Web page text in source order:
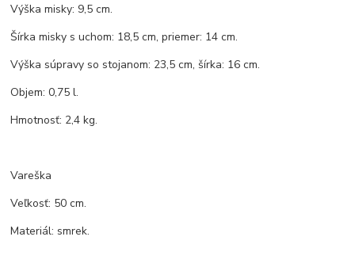
Výška misky: 9,5 cm.
Šírka misky s uchom: 18,5 cm, priemer: 14 cm.
Výška súpravy so stojanom: 23,5 cm, šírka: 16 cm.
Objem: 0,75 l.
Hmotnosť: 2,4 kg.
Vareška
Veľkosť: 50 cm.
Materiál: smrek.